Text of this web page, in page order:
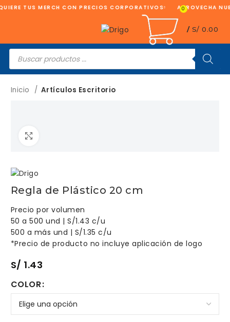
TUS MERCH CON PRECIOS CORPORATIVOS APROVECHA
0
/ S/ 0.00
Búsqueda
de
productos
Inicio Artículos Escritorio
Regla de Plástico 20 cm
S/ 1.43
Precio por volumen
50 a 500 und | S/1.43 c/u
500 a más und | S/1.35 c/u
*Precio de producto no incluye aplicación de logo
COLOR